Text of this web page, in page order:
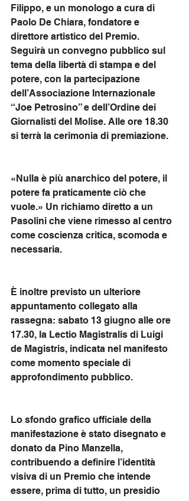
Filippo, e un monologo a cura di
Paolo De Chiara, fondatore e
direttore artistico del Premio.
Seguirà un convegno pubblico sul
tema della libertà di stampa e del
potere, con la partecipazione
dell’Associazione Internazionale
“Joe Petrosino” e dell’Ordine dei
Giornalisti del Molise. Alle ore 18.30
si terrà la cerimonia di premiazione.
«Nulla è più anarchico del potere, il
potere fa praticamente ciò che
vuole.» Un richiamo diretto a un
Pasolini che viene rimesso al centro
come coscienza critica, scomoda e
necessaria.
È inoltre previsto un ulteriore
appuntamento collegato alla
rassegna: sabato 13 giugno alle ore
17.30, la Lectio Magistralis di Luigi
de Magistris, indicata nel manifesto
come momento speciale di
approfondimento pubblico.
Lo sfondo grafico ufficiale della
manifestazione è stato disegnato e
donato da Pino Manzella,
contribuendo a definire l’identità
visiva di un Premio che intende
essere, prima di tutto, un presidio